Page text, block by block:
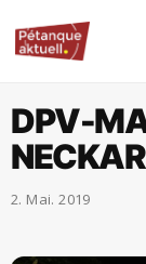
DPV-
2. Mai. 2019